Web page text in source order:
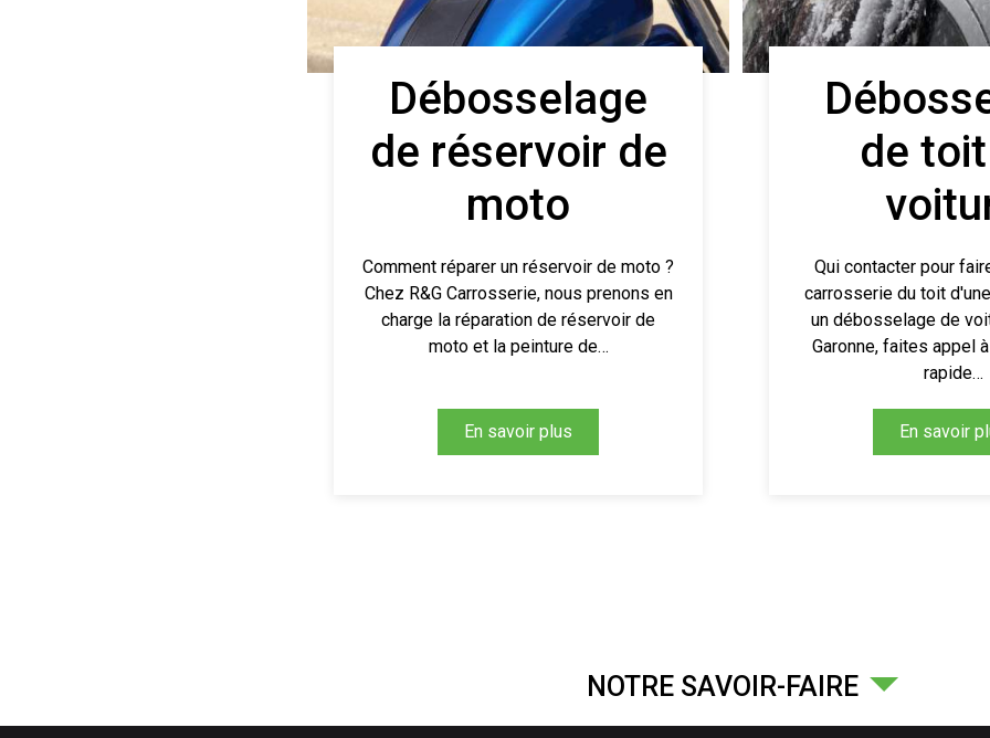
Débosselage
de réservoir de
moto
Comment réparer un réservoir de moto ?
Chez R&G Carrosserie, nous prenons en
charge la réparation de réservoir de
moto et la peinture de…
En savoir plus
de
Qui contacter pour
carrosserie du toit
un débosselage de
Garonne, faites appel
rapide…
En savoir
NOTRE SAVOIR-FAIRE